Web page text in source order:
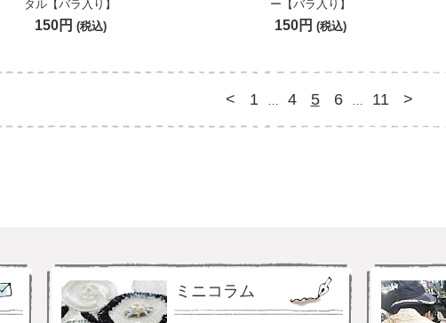
タル【バラ入り】
150円 (税込)
ー【バラ入り】
150円 (税込)
< 1 … 4 5 6 … 11 >
ミニコラム